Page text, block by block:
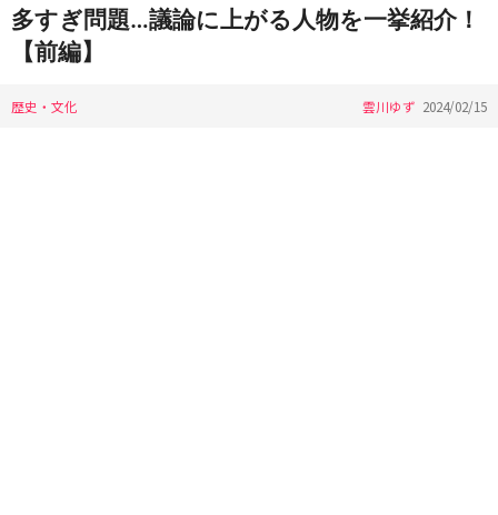
多すぎ問題…議論に上がる人物を一挙紹介！
【前編】
歴史・文化 雲川ゆず 2024/02/15